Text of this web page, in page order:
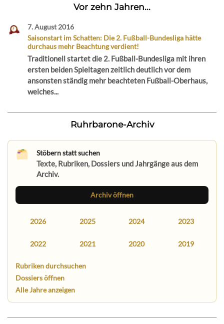
Vor zehn Jahren...
7. August 2016
Saisonstart im Schatten: Die 2. Fußball-Bundesliga hätte
durchaus mehr Beachtung verdient!
Traditionell startet die 2. Fußball-Bundesliga mit ihren
ersten beiden Spieltagen zeitlich deutlich vor dem
ansonsten ständig mehr beachteten Fußball-Oberhaus,
welches...
Ruhrbarone-Archiv
Stöbern statt suchen
Texte, Rubriken, Dossiers und Jahrgänge aus dem
Archiv.
Archiv öffnen
2026 2025 2024 2023
2022 2021 2020 2019
Rubriken durchsuchen
Dossiers öffnen
Alle Jahre anzeigen